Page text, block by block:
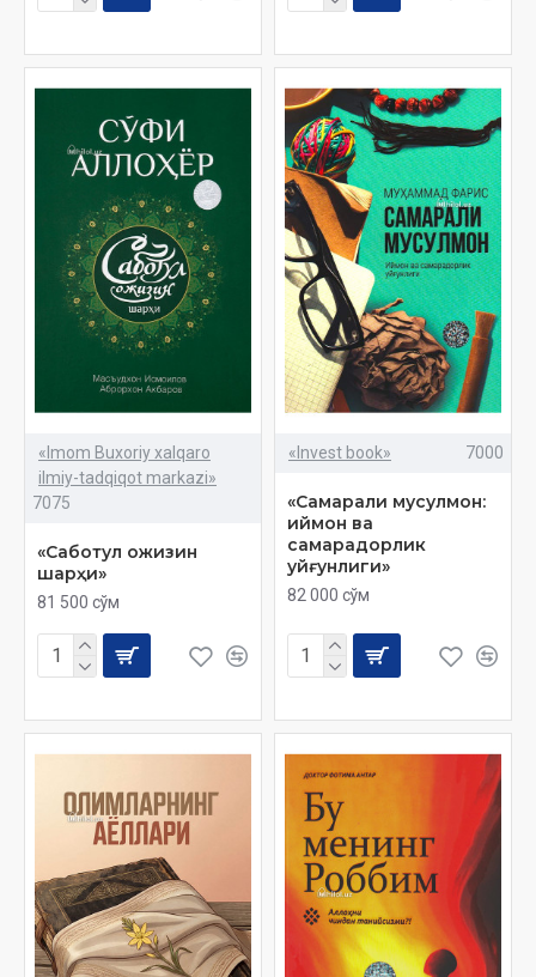
«Imom Buxoriy xalqaro
ilmiy-tadqiqot markazi»
7075
«Саботул ожизин
шарҳи»
81 500 сўм
«Invest book» 7000
«Самарали мусулмон:
иймон ва
самарадорлик
уйғунлиги»
82 000 сўм